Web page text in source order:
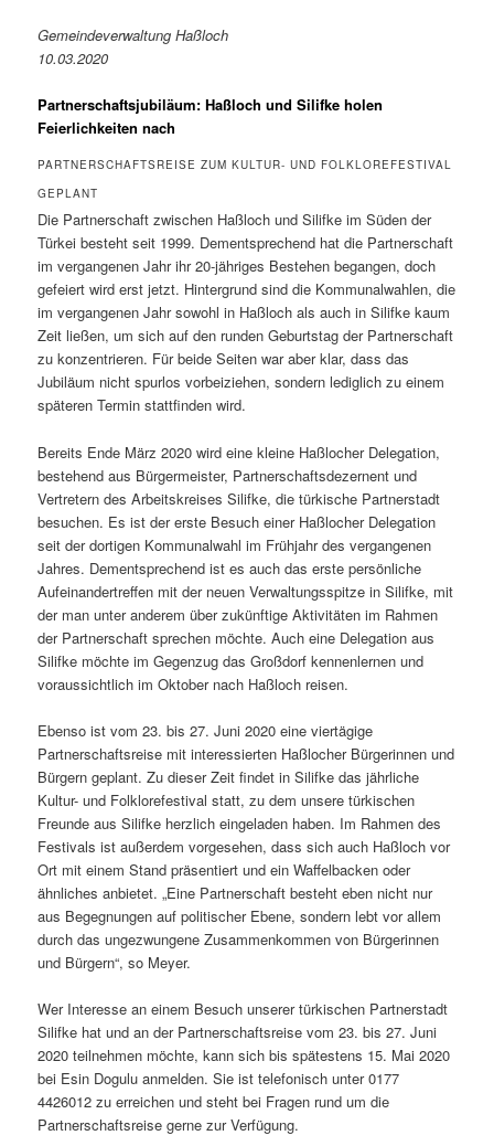
Gemeindeverwaltung Haßloch
10.03.2020
Partnerschaftsjubiläum: Haßloch und Silifke holen
Feierlichkeiten nach
PARTNERSCHAFTSREISE ZUM KULTUR- UND FOLKLOREFESTIVAL
GEPLANT
Die Partnerschaft zwischen Haßloch und Silifke im Süden der
Türkei besteht seit 1999. Dementsprechend hat die Partnerschaft
im vergangenen Jahr ihr 20-jähriges Bestehen begangen, doch
gefeiert wird erst jetzt. Hintergrund sind die Kommunalwahlen, die
im vergangenen Jahr sowohl in Haßloch als auch in Silifke kaum
Zeit ließen, um sich auf den runden Geburtstag der Partnerschaft
zu konzentrieren. Für beide Seiten war aber klar, dass das
Jubiläum nicht spurlos vorbeiziehen, sondern lediglich zu einem
späteren Termin stattfinden wird.
Bereits Ende März 2020 wird eine kleine Haßlocher Delegation,
bestehend aus Bürgermeister, Partnerschaftsdezernent und
Vertretern des Arbeitskreises Silifke, die türkische Partnerstadt
besuchen. Es ist der erste Besuch einer Haßlocher Delegation
seit der dortigen Kommunalwahl im Frühjahr des vergangenen
Jahres. Dementsprechend ist es auch das erste persönliche
Aufeinandertreffen mit der neuen Verwaltungsspitze in Silifke, mit
der man unter anderem über zukünftige Aktivitäten im Rahmen
der Partnerschaft sprechen möchte. Auch eine Delegation aus
Silifke möchte im Gegenzug das Großdorf kennenlernen und
voraussichtlich im Oktober nach Haßloch reisen.
Ebenso ist vom 23. bis 27. Juni 2020 eine viertägige
Partnerschaftsreise mit interessierten Haßlocher Bürgerinnen und
Bürgern geplant. Zu dieser Zeit findet in Silifke das jährliche
Kultur- und Folklorefestival statt, zu dem unsere türkischen
Freunde aus Silifke herzlich eingeladen haben. Im Rahmen des
Festivals ist außerdem vorgesehen, dass sich auch Haßloch vor
Ort mit einem Stand präsentiert und ein Waffelbacken oder
ähnliches anbietet. „Eine Partnerschaft besteht eben nicht nur
aus Begegnungen auf politischer Ebene, sondern lebt vor allem
durch das ungezwungene Zusammenkommen von Bürgerinnen
und Bürgern“, so Meyer.
Wer Interesse an einem Besuch unserer türkischen Partnerstadt
Silifke hat und an der Partnerschaftsreise vom 23. bis 27. Juni
2020 teilnehmen möchte, kann sich bis spätestens 15. Mai 2020
bei Esin Dogulu anmelden. Sie ist telefonisch unter 0177
4426012 zu erreichen und steht bei Fragen rund um die
Partnerschaftsreise gerne zur Verfügung.